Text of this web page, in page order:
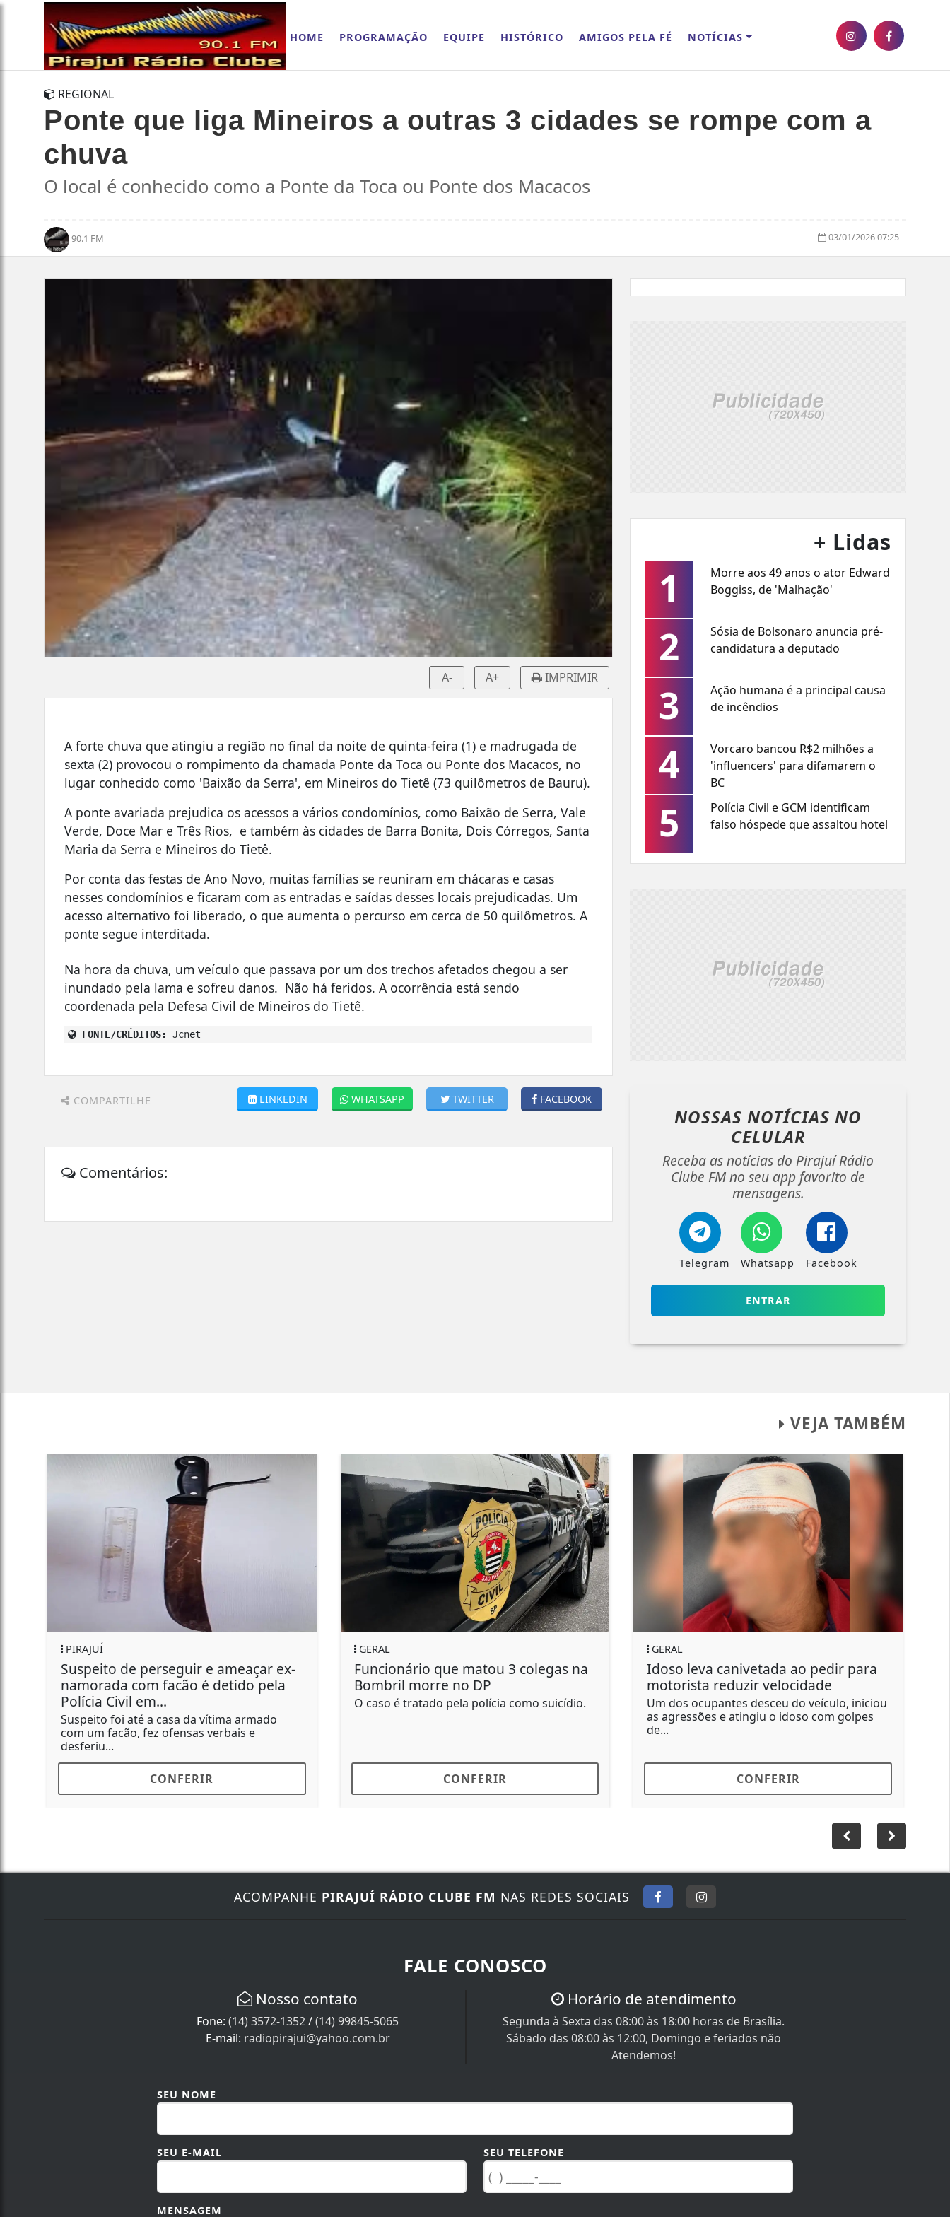
HOME PROGRAMAÇÃO EQUIPE HISTÓRICO AMIGOS PELA FÉ NOTÍCIAS
REGIONAL
Ponte que liga Mineiros a outras 3 cidades se rompe com a
chuva
O local é conhecido como a Ponte da Toca ou Ponte dos Macacos
90.1 FM 03/01/2026 07:25
A- A+ IMPRIMIR
A forte chuva que atingiu a região no final da noite de quinta-feira (1) e madrugada de
sexta (2) provocou o rompimento da chamada Ponte da Toca ou Ponte dos Macacos, no
lugar conhecido como 'Baixão da Serra', em Mineiros do Tietê (73 quilômetros de Bauru).
A ponte avariada prejudica os acessos a vários condomínios, como Baixão de Serra, Vale
Verde, Doce Mar e Três Rios, e também às cidades de Barra Bonita, Dois Córregos, Santa
Maria da Serra e Mineiros do Tietê.
Por conta das festas de Ano Novo, muitas famílias se reuniram em chácaras e casas
nesses condomínios e ficaram com as entradas e saídas desses locais prejudicadas. Um
acesso alternativo foi liberado, o que aumenta o percurso em cerca de 50 quilômetros. A
ponte segue interditada.
Na hora da chuva, um veículo que passava por um dos trechos afetados chegou a ser
inundado pela lama e sofreu danos. Não há feridos. A ocorrência está sendo
coordenada pela Defesa Civil de Mineiros do Tietê.
FONTE/CRÉDITOS: Jcnet
COMPARTILHE FACEBOOK
TWITTER
WHATSAPP
LINKEDIN
Comentários:
+ Lidas
1
Morre aos 49 anos o ator Edward
Boggiss, de 'Malhação'
2
Sósia de Bolsonaro anuncia pré-
candidatura a deputado
3
Ação humana é a principal causa
de incêndios
4
Vorcaro bancou R$2 milhões a
'influencers' para difamarem o
BC
5
Polícia Civil e GCM identificam
falso hóspede que assaltou hotel
NOSSAS NOTÍCIASNO
CELULAR
Receba as notícias do Pirajuí Rádio
Clube FM no seu app favorito de
mensagens.
Telegram Whatsapp Facebook
ENTRAR
VEJA TAMBÉM
e ameaçar ex-
facão é detido pela
a casa da vítima armado
ofensas verbais e
Funcionário que matou 3 colegas na
Bombril morre no DP
O caso é tratado pela polícia como suicídio.
Idoso leva canivetada ao pedir para
motorista reduzir velocidade
Um dos ocupantes desceu do veículo, iniciou
as agressões e atingiu o idoso com golpes
Suspeito de outros
manda matar filho e
Segundo a investigação,
um para matar o próprio filho
ACOMPANHE PIRAJUÍ RÁDIO CLUBE FM NAS REDES SOCIAIS
FALE CONOSCO
Nosso contato
Fone:(14) 3572-1352/(14) 99845-5065
E-mail: radiopirajui@yahoo.com.br
Horário de atendimento
Segunda à Sexta das 08:00 às 18:00 horas de Brasília.
Sábado das 08:00 às 12:00, Domingo e feriados não
Atendemos!
SEU NOME
SEU E-MAIL SEU TELEFONE
MENSAGEM